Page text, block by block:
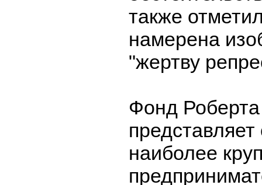
также
намерена
"жертву
Фонд
наиболее